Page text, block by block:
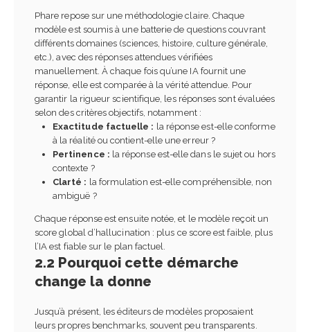
Phare repose sur une méthodologie claire. Chaque
modèle est soumis à une batterie de questions couvrant
différents domaines (sciences, histoire, culture générale,
etc.), avec des réponses attendues vérifiées
manuellement. À chaque fois qu’une IA fournit une
réponse, elle est comparée à la vérité attendue. Pour
garantir la rigueur scientifique, les réponses sont évaluées
selon des critères objectifs, notamment :
Exactitude factuelle : la réponse est-elle conforme
à la réalité ou contient-elle une erreur ?
Pertinence : la réponse est-elle dans le sujet ou hors
contexte ?
Clarté : la formulation est-elle compréhensible, non
ambiguë ?
Chaque réponse est ensuite notée, et le modèle reçoit un
score global d’hallucination : plus ce score est faible, plus
l’IA est fiable sur le plan factuel.
2.2 Pourquoi cette démarche
change la donne
Jusqu’à présent, les éditeurs de modèles proposaient
leurs propres benchmarks, souvent peu transparents.